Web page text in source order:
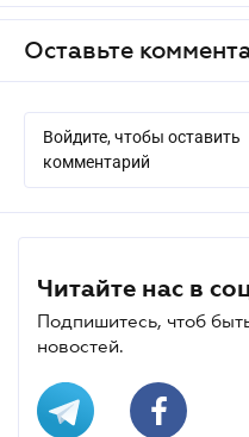
Оставьте
Войдите, чтобы оставить
комментарий
Читайте нас в
Подпишитесь, чтоб
новостей.